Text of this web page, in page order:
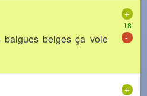
+
18
-
balgues belges ça vole
+